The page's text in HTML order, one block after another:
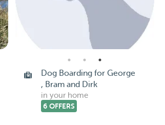
Dog Boarding for George
, Bram and Dirk
in your home
6 OFFERS